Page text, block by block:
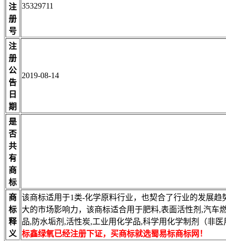
注
册
号
35329711
注
册
公
告
日
期
2019-08-14
是
否
共
有
商
标
商
标
释
义
该商标适用于1类-化学原料行业，也契合了行业的发展
大的市场影响力，该商标适合用于肥料,表面活性剂,汽车
品,防水垢剂,活性炭,工业用化学品,科学用化学制剂（非
标鑫绿氧已经注册下证，买商标就选蜀易标商标网！